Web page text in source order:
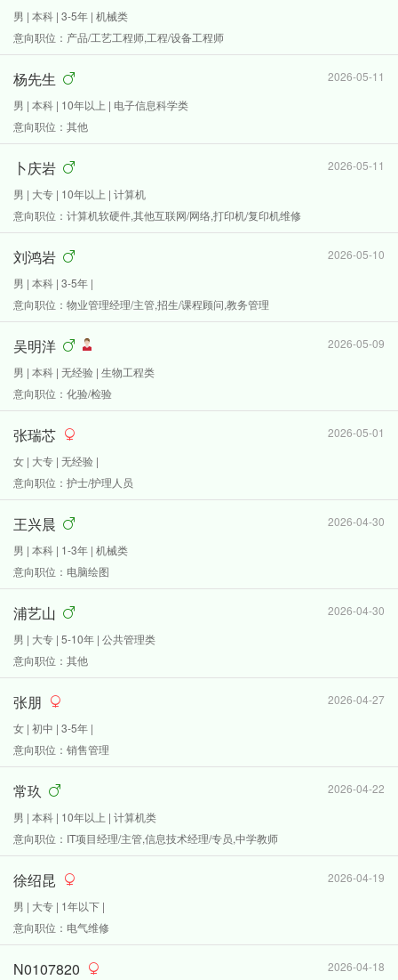
男 | 本科 | 3-5年 | 机械类
意向职位：产品/工艺工程师,工程/设备工程师
杨先生
2026-05-11
男 | 本科 | 10年以上 | 电子信息科学类
意向职位：其他
卜庆岩
2026-05-11
男 | 大专 | 10年以上 | 计算机
意向职位：计算机软硬件,其他互联网/网络,打印机/复印机维修
刘鸿岩
2026-05-10
男 | 本科 | 3-5年 |
意向职位：物业管理经理/主管,招生/课程顾问,教务管理
吴明洋
2026-05-09
男 | 本科 | 无经验 | 生物工程类
意向职位：化验/检验
张瑞芯
2026-05-01
女 | 大专 | 无经验 |
意向职位：护士/护理人员
王兴晨
2026-04-30
男 | 本科 | 1-3年 | 机械类
意向职位：电脑绘图
浦艺山
2026-04-30
男 | 大专 | 5-10年 | 公共管理类
意向职位：其他
张朋
2026-04-27
女 | 初中 | 3-5年 |
意向职位：销售管理
常玖
2026-04-22
男 | 本科 | 10年以上 | 计算机类
意向职位：IT项目经理/主管,信息技术经理/专员,中学教师
徐绍昆
2026-04-19
男 | 大专 | 1年以下 |
意向职位：电气维修
N0107820
2026-04-18